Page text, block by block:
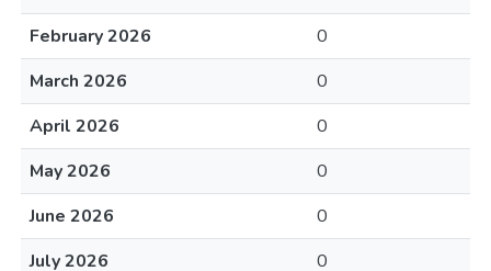
February 2026
0
March 2026
0
April 2026
0
May 2026
0
June 2026
0
July 2026
0